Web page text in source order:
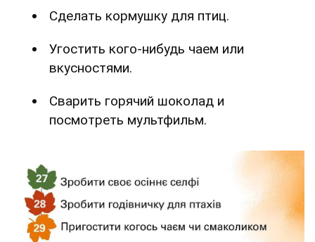
Сделать кормушку для птиц.
Угостить кого-нибудь чаем или
вкусностями.
Сварить горячий шоколад и
посмотреть мультфильм.